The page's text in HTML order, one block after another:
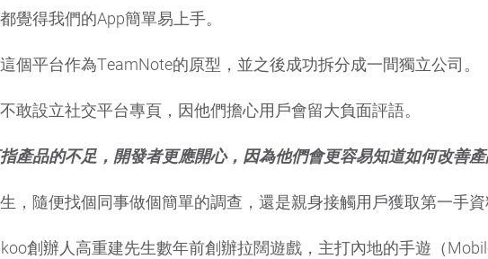
覺得我們的App簡單易上手。
平台作為TeamNote的原型，並之後成功拆分成一間獨立公司。
設立社交平台專頁，因他們擔心用戶會留大負面評語。
產品的不足，開發者更應開心，因為他們會更容易知道如何改善產
，隨便找個同事做個簡單的調查，還是親身接觸用戶獲取第一手資
創辦人高重建先生數年前創辦拉闊遊戲，主打內地的手遊（